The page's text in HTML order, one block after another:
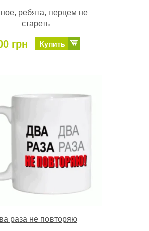
ребята, перцем не
стареть
грн Купить
раза не повторяю